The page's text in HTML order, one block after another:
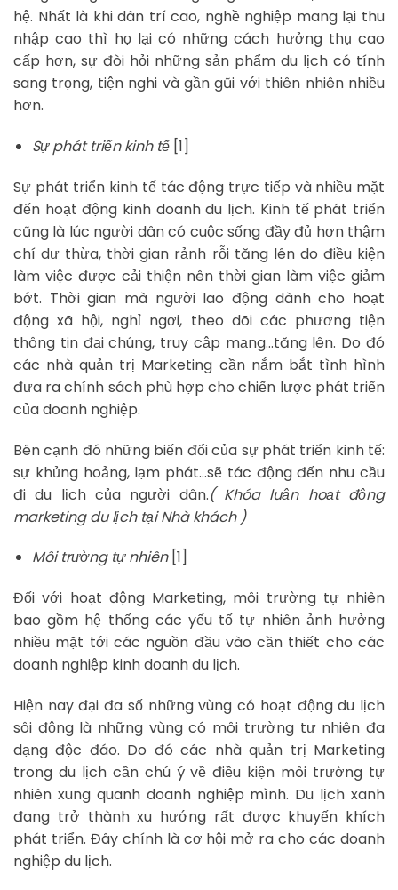
hệ. Nhất là khi dân trí cao, nghề nghiệp mang lại thu
nhập cao thì họ lại có những cách hưởng thụ cao
cấp hơn, sự đòi hỏi những sản phẩm du lịch có tính
sang trọng, tiện nghi và gần gũi với thiên nhiên nhiều
hơn.
Sự phát triển kinh tế [1]
Sự phát triển kinh tế tác động trực tiếp và nhiều mặt
đến hoạt động kinh doanh du lịch. Kinh tế phát triển
cũng là lúc người dân có cuộc sống đầy đủ hơn thậm
chí dư thừa, thời gian rảnh rỗi tăng lên do điều kiện
làm việc được cải thiện nên thời gian làm việc giảm
bớt. Thời gian mà người lao động dành cho hoạt
động xã hội, nghỉ ngơi, theo dõi các phương tiện
thông tin đại chúng, truy cập mạng…tăng lên. Do đó
các nhà quản trị Marketing cần nắm bắt tình hình
đưa ra chính sách phù hợp cho chiến lược phát triển
của doanh nghiệp.
Bên cạnh đó những biến đổi của sự phát triển kinh tế:
sự khủng hoảng, lạm phát…sẽ tác động đến nhu cầu
đi du lịch của người dân.( Khóa luận hoạt động
marketing du lịch tại Nhà khách )
Môi trường tự nhiên [1]
Đối với hoạt động Marketing, môi trường tự nhiên
bao gồm hệ thống các yếu tố tự nhiên ảnh hưởng
nhiều mặt tới các nguồn đầu vào cần thiết cho các
doanh nghiệp kinh doanh du lịch.
Hiện nay đại đa số những vùng có hoạt động du lịch
sôi động là những vùng có môi trường tự nhiên đa
dạng độc đáo. Do đó các nhà quản trị Marketing
trong du lịch cần chú ý về điều kiện môi trường tự
nhiên xung quanh doanh nghiệp mình. Du lịch xanh
đang trở thành xu hướng rất được khuyến khích
phát triển. Đây chính là cơ hội mở ra cho các doanh
nghiệp du lịch.